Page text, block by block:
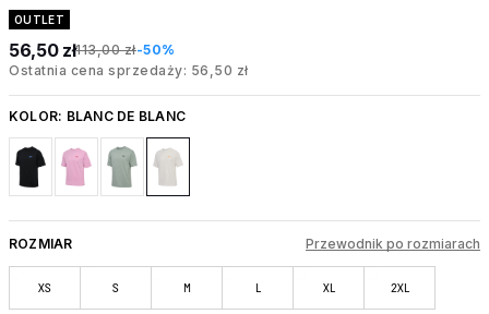
OUTLET
56,50 zł113,00 zł-50%
Ostatnia cena sprzedaży: 56,50 zł
KOLOR: BLANC DE BLANC
ROZMIAR Przewodnik po rozmiarach
XS S M L XL 2XL